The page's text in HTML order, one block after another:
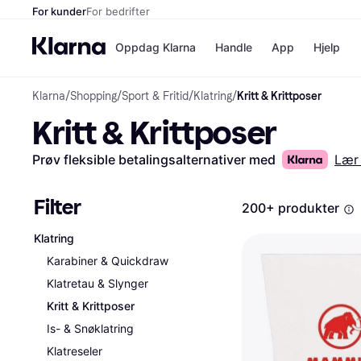
For kunderFor bedrifter
Oppdag Klarna
Betal i 3
Betal innen
Vipps
Handle
Butikker
App Hjelp
Klarna/Shopping/Sport & Fritid/Klatring/Kritt & Krittposer
Kritt & Krittposer
Prøv fleksible betalingsalternativer med Lær
Filter
Klatring
Karabiner & Quickdraw
Klatretau & Slynger
Kritt & Krittposer
Is- & Snøklatring
Klatreseler
200+ produkter